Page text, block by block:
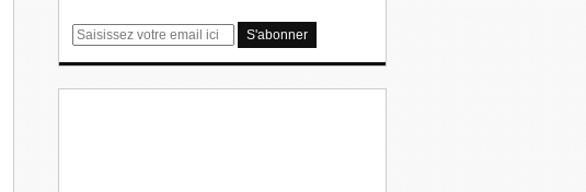
E